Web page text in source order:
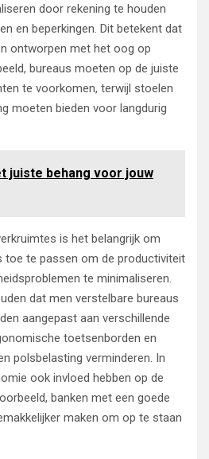
door rekening te houden
en beperkingen. Dit betekent dat
ontworpen met het oog op
bureaus moeten op de juiste
te voorkomen, terwijl stoelen
moeten bieden voor langdurig
juiste behang voor jouw
is het belangrijk om
toe te passen om de productiviteit
te minimaliseren.
dat men verstelbare bureaus
aangepast aan verschillende
toetsenborden en
polsbelasting verminderen. In
ook invloed hebben op de
banken met een goede
maken om op te staan